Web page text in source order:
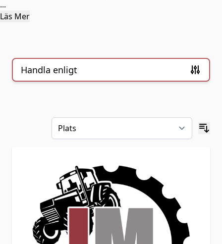
...
Läs Mer
Handla enligt